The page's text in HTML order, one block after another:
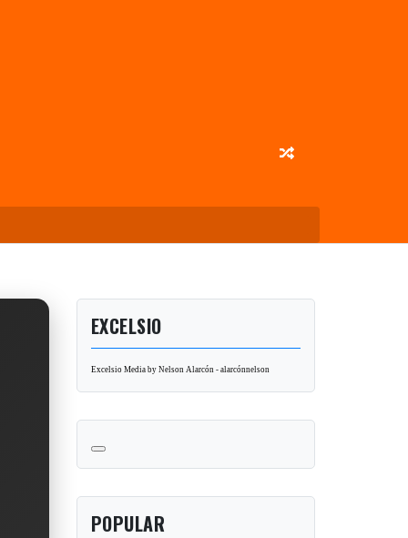
EXCELSIO
Excelsio Media by Nelson Alarcón - alarcónnelson
POPULAR